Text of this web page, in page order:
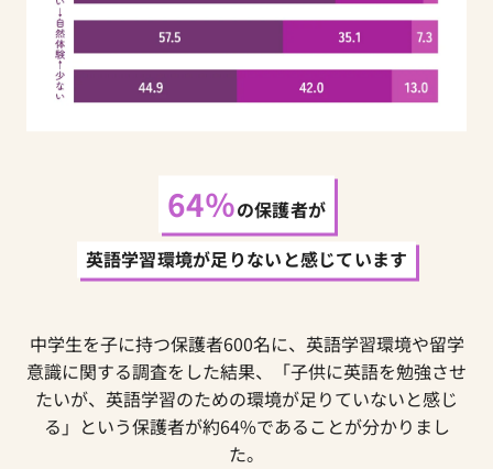
64％の保護者が
英語学習環境が足りないと感じています
中学生を子に持つ保護者600名に、英語学習環境や留学
意識に関する調査をした結果、「子供に英語を勉強させ
たいが、英語学習のための環境が足りていないと感じ
る」という保護者が約64%であることが分かりまし
た。